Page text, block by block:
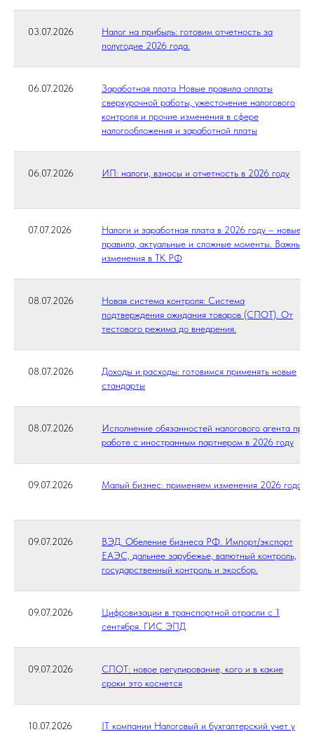
03.07.2026
Налог на прибыль: готовим отчетность за
полугодие 2026 года.
06.07.2026
Заработная плата Новые правила оплаты
сверхурочной работы, ужесточение налогового
контроля и прочие изменения в сфере
налогообложения и заработной платы
06.07.2026 ИП: налоги, взносы и отчетность в 2026 году
07.07.2026
Налоги и заработная плата в 2026 году – новые
правила, актуальные и сложные моменты. Важные
изменения в ТК РФ
08.07.2026
Новая система контроля: Система
подтверждения ожидания товаров (СПОТ). От
тестового режима до внедрения.
08.07.2026
Доходы и расходы: готовимся применять новые
стандарты
08.07.2026
Исполнение обязанностей налогового агента при
работе с иностранным партнером в 2026 году
09.07.2026 Малый бизнес: применяем изменения 2026 года
09.07.2026
ВЭД. Обеление бизнеса РФ. Импорт/экспорт
ЕАЭС, дальнее зарубежье, валютный контроль,
государственный контроль и экосбор.
09.07.2026
Цифровизации в транспортной отрасли с 1
сентября. ГИС ЭПД
09.07.2026
СПОТ: новое регулирование, кого и в какие
сроки это коснется
10.07.2026
IT компании Налоговый и бухгалтерский учет у